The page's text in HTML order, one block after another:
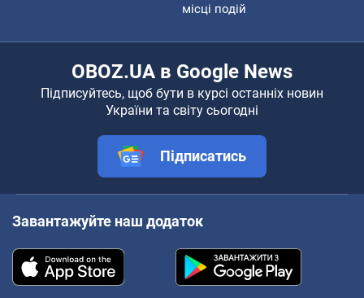
місці подій
OBOZ.UA в Google News
Підписуйтесь, щоб бути в курсі останніх новин
України та світу сьогодні
Підписатись
Завантажуйте наш додаток